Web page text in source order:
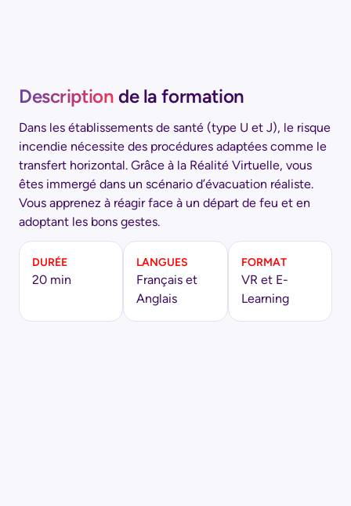
Description de la formation
Dans les établissements de santé (type U et J), le risque
incendie nécessite des procédures adaptées comme le
transfert horizontal. Grâce à la Réalité Virtuelle, vous
êtes immergé dans un scénario d’évacuation réaliste.
Vous apprenez à réagir face à un départ de feu et en
adoptant les bons gestes.
DURÉE
20 min
LANGUES
Français et
Anglais
FORMAT
VR et E-
Learning